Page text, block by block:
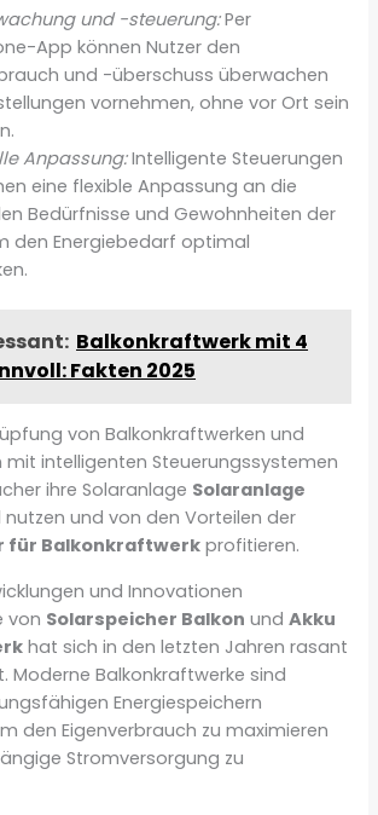
und -steuerung:Per
App können Nutzer den
und -überschuss überwachen
vornehmen, ohne vor Ort sein
Anpassung:Intelligente Steuerungen
eine flexible Anpassung an die
Bedürfnisse und Gewohnheiten der
den Energiebedarf optimal
Balkonkraftwerk mit 4
Fakten 2025
von Balkonkraftwerken und
mit intelligenten Steuerungssystemen
ihre Solaranlage Solaranlage
und von den Vorteilen der
für Balkonkraftwerk profitieren.
und Innovationen
von Solarspeicher Balkon undAkku
hat sich in den letzten Jahren rasant
Moderne Balkonkraftwerke sind
Energiespeichern
den Eigenverbrauch zu maximieren
Stromversorgung zu